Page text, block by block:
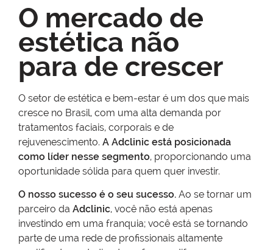
O mercado de
estética não
para de crescer
O setor de estética e bem-estar é um dos que mais
cresce no Brasil, com uma alta demanda por
tratamentos faciais, corporais e de
rejuvenescimento. A Adclinic está posicionada
como líder nesse segmento, proporcionando uma
oportunidade sólida para quem quer investir.
O nosso sucesso é o seu sucesso. Ao se tornar um
parceiro da Adclinic, você não está apenas
investindo em uma franquia; você está se tornando
parte de uma rede de profissionais altamente